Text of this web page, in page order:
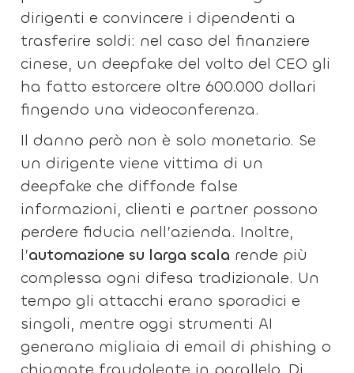
dirigenti e convincere i dipendenti a
trasferire soldi: nel caso del finanziere
cinese, un deepfake del volto del CEO gli
ha fatto estorcere oltre 600.000 dollari
fingendo una videoconferenza.
Il danno però non è solo monetario. Se
un dirigente viene vittima di un
deepfake che diffonde false
informazioni, clienti e partner possono
perdere fiducia nell’azienda. Inoltre,
l’automazione su larga scala rende più
complessa ogni difesa tradizionale. Un
tempo gli attacchi erano sporadici e
singoli, mentre oggi strumenti AI
generano migliaia di email di phishing o